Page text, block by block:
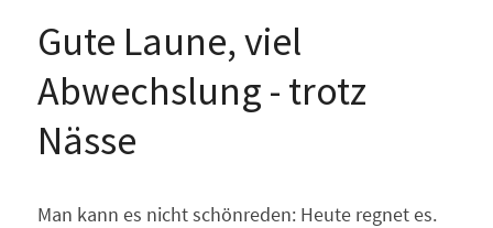
Gute Laune, viel
Abwechslung - trotz
Nässe
Man kann es nicht schönreden: Heute regnet es.